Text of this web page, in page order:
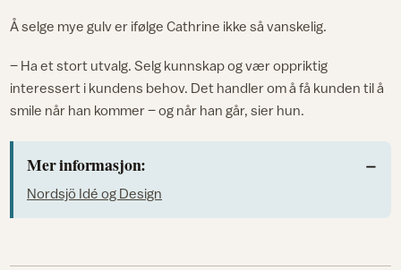
Å selge mye gulv er ifølge Cathrine ikke så vanskelig.
– Ha et stort utvalg. Selg kunnskap og vær oppriktig
interessert i kundens behov. Det handler om å få kunden til å
smile når han kommer – og når han går, sier hun.
Mer informasjon:
Nordsjö Idé og Design